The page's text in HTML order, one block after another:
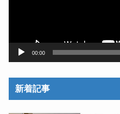
00:00
新着記事